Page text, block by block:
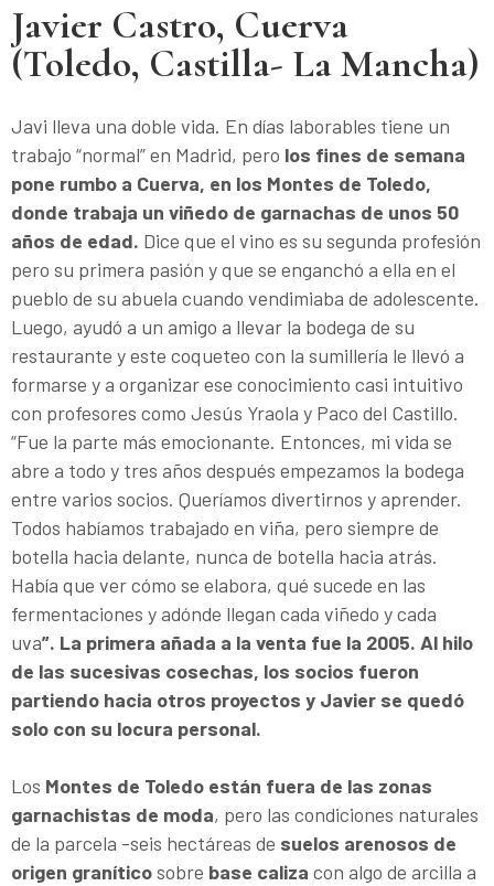
Javier Castro, Cuerva
(Toledo, Castilla- La Mancha)
Javi lleva una doble vida. En días laborables tiene un
trabajo “normal” en Madrid, pero los fines de semana
pone rumbo a Cuerva, en los Montes de Toledo,
donde trabaja un viñedo de garnachas de unos 50
años de edad. Dice que el vino es su segunda profesión
pero su primera pasión y que se enganchó a ella en el
pueblo de su abuela cuando vendimiaba de adolescente.
Luego, ayudó a un amigo a llevar la bodega de su
restaurante y este coqueteo con la sumillería le llevó a
formarse y a organizar ese conocimiento casi intuitivo
con profesores como Jesús Yraola y Paco del Castillo.
“Fue la parte más emocionante. Entonces, mi vida se
abre a todo y tres años después empezamos la bodega
entre varios socios. Queríamos divertirnos y aprender.
Todos habíamos trabajado en viña, pero siempre de
botella hacia delante, nunca de botella hacia atrás.
Había que ver cómo se elabora, qué sucede en las
fermentaciones y adónde llegan cada viñedo y cada
uva”. La primera añada a la venta fue la 2005. Al hilo
de las sucesivas cosechas, los socios fueron
partiendo hacia otros proyectos y Javier se quedó
solo con su locura personal.
Los Montes de Toledo están fuera de las zonas
garnachistas de moda, pero las condiciones naturales
de la parcela -seis hectáreas de suelos arenosos de
origen graníticosobre base caliza con algo de arcilla a